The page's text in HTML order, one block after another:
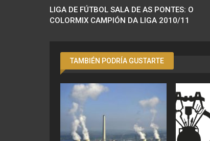
LIGA DE FÚTBOL SALA DE AS PONTES: O
COLORMIX CAMPIÓN DA LIGA 2010/11
TAMBIÉN PODRÍA GUSTARTE